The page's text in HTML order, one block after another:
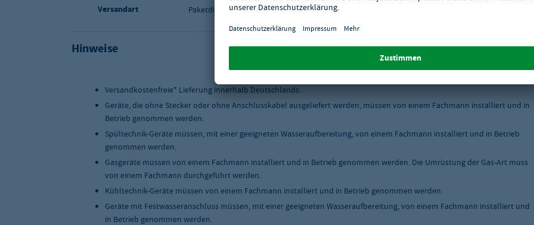
Versandart Paketdienst
Hinweise
Versandkostenfreie* Lieferung innerhalb Deutschlands.
Geräte, die ohne Stecker oder ohne Anschlusskabel ausgeliefert werden, müssen von einem Fachmann installiert und in
Betrieb genommen werden.
Spültechnik-Geräte müssen, mit einer geeigneten Wasseraufbereitung, von einem Fachmann installiert und in Betrieb
genommen werden.
Gasgeräte müssen von einem Fachmann installiert und in Betrieb genommen werden. Die Umrüstung der Gas-Art muss
von einem Fachmann durchgeführt werden.
Kühltechnik-Geräte müssen von einem Fachmann installiert und in Betrieb genommen werden.
Geräte mit Festwasseranschluss müssen, mit einer geeigneten Wasseraufbereitung, von einem Fachmann installiert und
in Betrieb genommen werden.